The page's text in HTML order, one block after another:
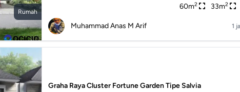
Rumah
60m2 33m2
Muhammad Anas M Arif 1
Graha Raya Cluster Fortune Garden Tipe Salvia